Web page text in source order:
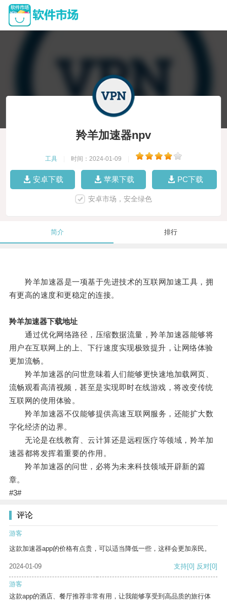
羚羊加速器npv
工具 时间：2024-01-09
安卓下载 苹果下载 PC下载
安卓市场，安全绿色
简介 排行
羚羊加速器是一项基于先进技术的互联网加速工具，拥
有更高的速度和更稳定的连接。
羚羊加速器下载地址
通过优化网络路径，压缩数据流量，羚羊加速器能够将
用户在互联网上的上、下行速度实现极致提升，让网络体验
更加流畅。
羚羊加速器的问世意味着人们能够更快速地加载网页、
流畅观看高清视频，甚至是实现即时在线游戏，将改变传统
互联网的使用体验。
羚羊加速器不仅能够提供高速互联网服务，还能扩大数
字化经济的边界。
无论是在线教育、云计算还是远程医疗等领域，羚羊加
速器都将发挥着重要的作用。
羚羊加速器的问世，必将为未来科技领域开辟新的篇
章。
#3#
评论
游客
这款加速器app的价格有点贵，可以适当降低一些，这样会更加亲民。
2024-01-09 支持[0] 反对[0]
游客
这款app的酒店、餐厅推荐非常有用，让我能够享受到高品质的旅行体